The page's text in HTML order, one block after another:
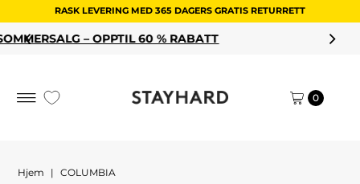
RASK LEVERING MED 365 DAGERS GRATIS RETURRETT
% RABATT HANDLE DINE
0
Hjem | COLUMBIA